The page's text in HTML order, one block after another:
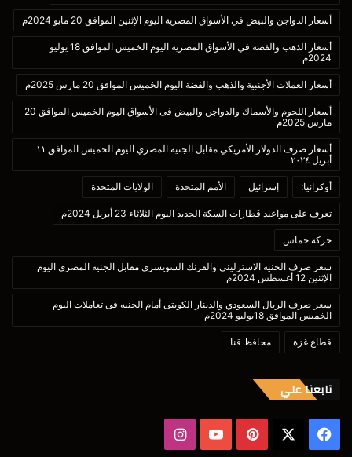
أسعار الدواجن والبيض في الأسواق المصرية اليوم الإثنين الموافق 20 مايو 2024م
أسعار الذهب والفضة في الأسواق المصرية اليوم الخميس الموافق 18 يوليو
2024م
أسعار العملات الأجنبية والذهب والفضة اليوم الخميس الموافق 20 مارس 2025م
أسعار اللحوم والأسماك والدواجن والبيض فى الأسواق اليوم الخميس الموافق 20
مارس 2025م
أسعار صرف الدولار الأمريكي مقابل الجنيه المصري اليوم الخميس الموافق ١١
أبريل ٢٠٢٤
أوكرانيا: إسرائيل الأمم المتحدة الولايات المتحدة
تعرف على مواعيد قطارات السكة الحديد اليوم الثلاثاء 23 أبريل 2024م
حركة حماس
سعر صرف الجنيه الاسترليني والفرنك السويسرى مقابل الجنيه المصري اليوم
الإثنين 12 أغسطس 2024م
سعر صرف الريال السعودي والدينار الكويتى أمام الجنيه فى تعاملات اليوم
الخميس الموافق 18يوليو 2024م
قطاع غزة محافظ قنا
تابعنا علي
فيسبوك بينتيريست‫YouTube